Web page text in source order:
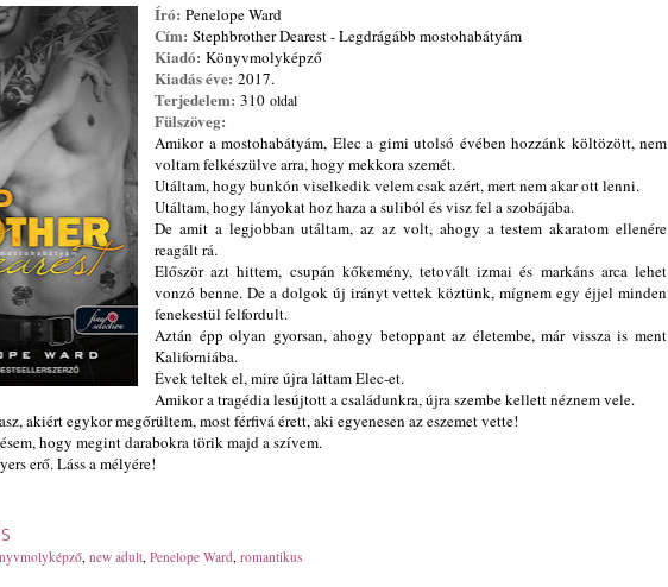
Író: Penelope Ward
Cím: Stephbrother Dearest - Legdrágább mostohabátyám
Kiadó: Könyvmolyképző
Kiadás éve: 2017.
Terjedelem: 310 oldal
Fülszöveg:
Amikor a mostohabátyám, Elec a gimi utolsó évében hozzánk költözött, nem
voltam felkészülve arra, hogy mekkora szemét.
Utáltam, hogy bunkón viselkedik velem csak azért, mert nem akar ott lenni.
Utáltam, hogy lányokat hoz haza a suliból és visz fel a szobájába.
De amit a legjobban utáltam, az az volt, ahogy a testem akaratom ellenére
reagált rá.
Először azt hittem, csupán kőkemény, tetovált izmai és markáns arca lehet
vonzó benne. De a dolgok új irányt vettek köztünk, mígnem egy éjjel minden
fenekestül felfordult.
Aztán épp olyan gyorsan, ahogy betoppant az életembe, már vissza is ment
Kaliforniába.
Évek teltek el, mire újra láttam Elec-et.
Amikor a tragédia lesújtott a családunkra, újra szembe kellett néznem vele.
akiért egykor megőrültem, most férfivá érett, aki egyenesen az eszemet vette!
hogy megint darabokra törik majd a szívem.
erő. Láss a mélyére!
new adult Penelope Ward romantikus